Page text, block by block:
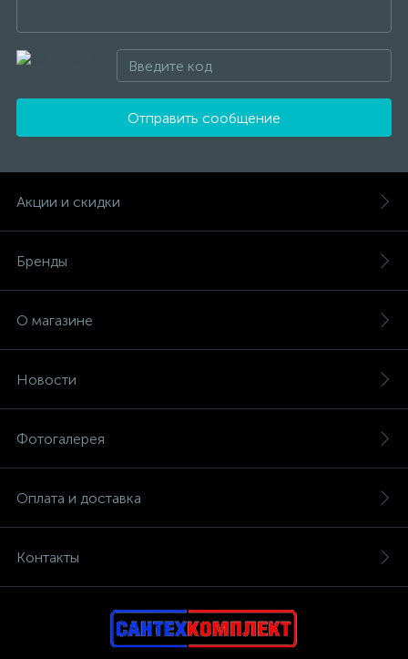
Отправить сообщение
Акции и скидки
Бренды
О магазине
Новости
Фотогалерея
Оплата и доставка
Контакты